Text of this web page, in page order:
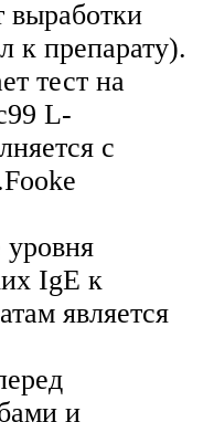
выработки
к препарату).
тест на
L-
с
IgE к
является
и